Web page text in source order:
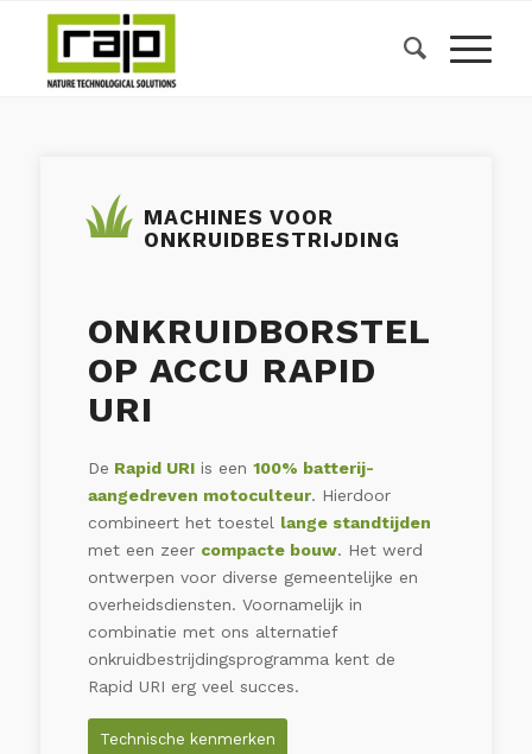
MACHINES VOOR
ONKRUIDBESTRIJDING
ONKRUIDBORSTEL
OP ACCU RAPID
URI
De Rapid URIis een 100% batterij-
aangedreven motoculteur. Hierdoor
combineert het toestel lange standtijden
met een zeer compacte bouw. Het werd
ontwerpen voor diverse gemeentelijke en
overheidsdiensten. Voornamelijk in
combinatie met ons alternatief
onkruidbestrijdingsprogramma kent de
Rapid URI erg veel succes.
Technische kenmerken